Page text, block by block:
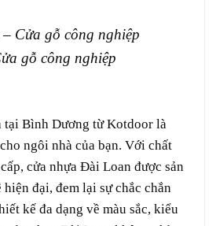
Cửa gỗ công nghiệp
gỗ công nghiệp
tại Bình Dương từ Kotdoor là
ngôi nhà của bạn. Với chất
cửa nhựa Đài Loan được sản
đại, đem lại sự chắc chắn
kế đa dạng về màu sắc, kiểu